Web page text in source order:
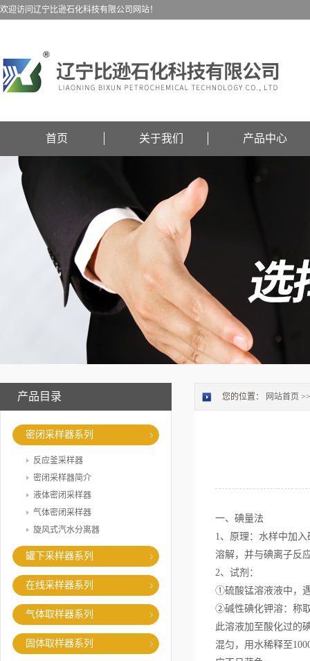
欢迎访问辽宁比逊石化科技有限公司网站！
首页 关于我们 产品中心
产品目录
密闭采样器系列
反应釜采样器
密闭采样器简介
液体密闭采样器
气体密闭采样器
旋风式汽水分离器
罐下采样器系列
在线采样器系列
气体取样器系列
固体取样器系列
您的位置： 网站首页
一、碘量法
1、原理：水样中加
溶解，并与碘离子反
2、试剂：
①硫酸锰溶液液中，
②碱性碘化钾溶：称取
此溶液加至酸化过的
混匀，用水稀释至